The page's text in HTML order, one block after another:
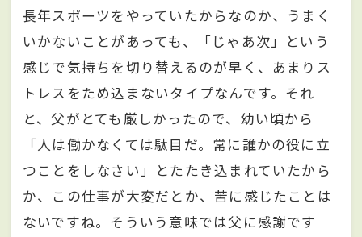
長年スポーツをやっていたからなのか、うまく
いかないことがあっても、「じゃあ次」という
感じで気持ちを切り替えるのが早く、あまりス
トレスをため込まないタイプなんです。それ
と、父がとても厳しかったので、幼い頃から
「人は働かなくては駄目だ。常に誰かの役に立
つことをしなさい」とたたき込まれていたから
か、この仕事が大変だとか、苦に感じたことは
ないですね。そういう意味では父に感謝です